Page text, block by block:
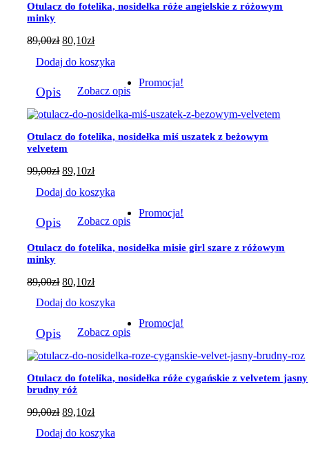
wybrać
na
stronie
produktu
Otulacz do fotelika, nosidełka róże angielskie z różowym
minky
89,00zł 80,10zł
Dodaj do koszyka
Opis Zobacz opis
Promocja!
Otulacz do fotelika, nosidełka miś uszatek z beżowym
velvetem
99,00zł 89,10zł
Dodaj do koszyka
Opis Zobacz opis
Promocja!
Otulacz do fotelika, nosidełka misie girl szare z różowym
minky
89,00zł 80,10zł
Dodaj do koszyka
Opis Zobacz opis
Promocja!
Otulacz do fotelika, nosidełka róże cygańskie z velvetem jasny
brudny róż
99,00zł 89,10zł
Dodaj do koszyka